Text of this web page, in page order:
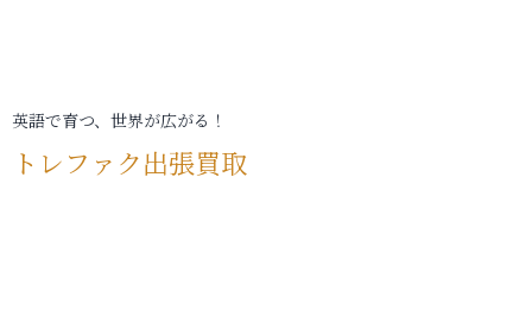
英語で育つ、世界が広がる！
トレファク出張買取